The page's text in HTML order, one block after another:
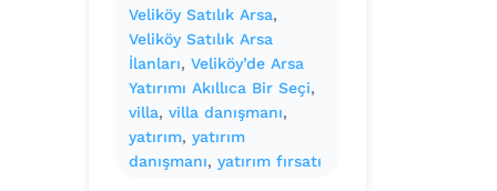
Veliköy Satılık Arsa
Veliköy Satılık Arsa
İlanları, Veliköy’de Arsa
Yatırımı Akıllıca Bir Seçi
villa, villa danışmanı
yatırım, yatırım
danışmanı, yatırım fırsatı